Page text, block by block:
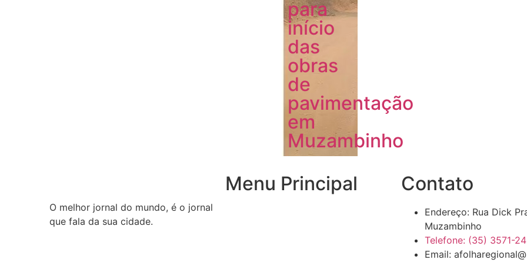
para
início
das
obras
de
pavimentação
em
Muzambinho
O melhor jornal do mundo, é o jornal
que fala da sua cidade.
Menu Principal Contato
Endereço: Rua Dick
Muzambinho
Telefone: (35) 3571-
Email: